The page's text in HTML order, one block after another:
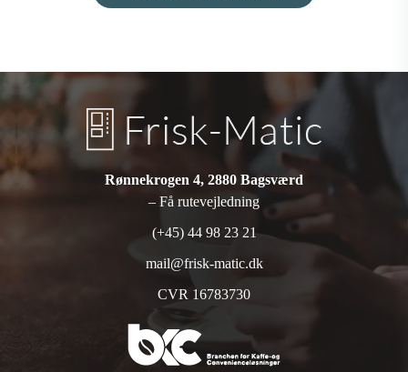
Rønnekrogen 4, 2880 Bagsværd
– Få rutevejledning
(+45) 44 98 23 21
mail@frisk-matic.dk
CVR 16783730